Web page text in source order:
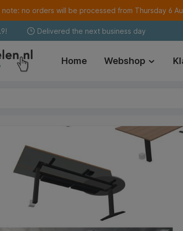
note: no orders will be processed from Thursday 6
Delivered the next business day
Home Webshop